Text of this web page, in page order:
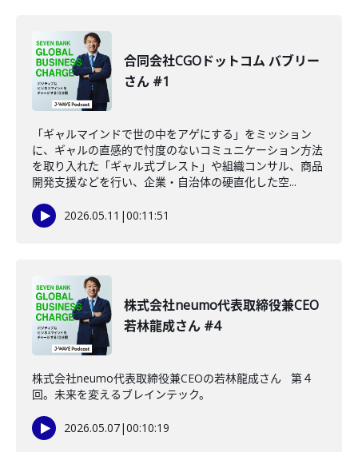
合同会社CGOドットコム バブリー
さん #1
「ギャルマインドで世の中をアゲにする」をミッション
に、ギャルの直感的で忖度のないコミュニケーション方法
を取り入れた「ギャル式ブレスト」や組織コンサル、商品
開発支援などを行い、企業・自治体の硬直化した空...
2026.05.11 |00:11:51
株式会社neumo代表取締役兼CEO
若林龍成さん #4
株式会社neumo代表取締役兼CEOの若林龍成さん 第４
回。未来を変えるブレインテック。
2026.05.07|00:10:19